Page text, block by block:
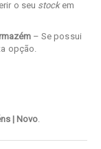
o seu stock em
– Se possui
opção.
| Novo.